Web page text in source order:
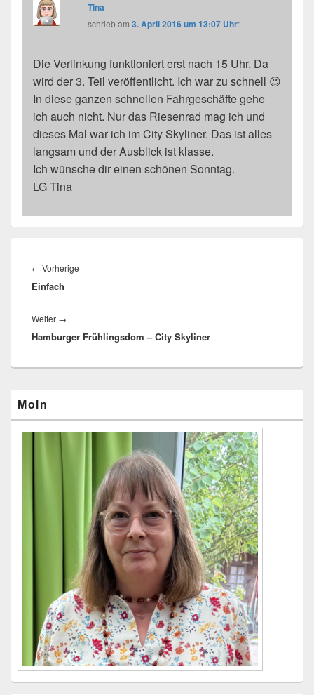
Tina
schriebam3. April 2016 um 13:07 Uhr:
Die Verlinkung funktioniert erst nach 15 Uhr. Da
wird der 3. Teil veröffentlicht. Ich war zu schnell 😉
In diese ganzen schnellen Fahrgeschäfte gehe
ich auch nicht. Nur das Riesenrad mag ich und
dieses Mal war ich im City Skyliner. Das ist alles
langsam und der Ausblick ist klasse.
Ich wünsche dir einen schönen Sonntag.
LG Tina
← Vorherige
Einfach
Weiter →
Beitrag:
Hamburger Frühlingsdom – City Skyliner
Seitenleisten-
Widgetbereich
Moin